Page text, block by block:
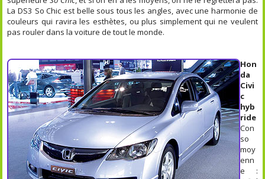
La DS3 So Chic est belle sous tous les angles, avec une harmonie de
couleurs qui ravira les esthètes, ou plus simplement qui ne veulent
pas rouler dans la voiture de tout le monde.
Hon
da
Civi
c
hyb
ride
Con
so
moy
enn
e :